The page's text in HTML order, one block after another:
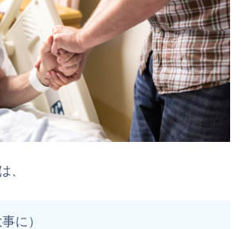
、
に）